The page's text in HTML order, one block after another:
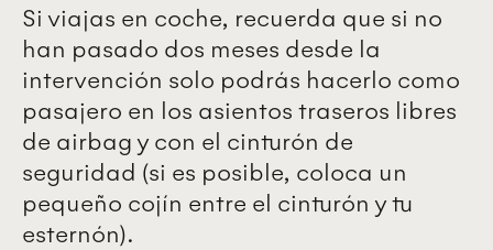
Si viajas en coche, recuerda que si no
han pasado dos meses desde la
intervención solo podrás hacerlo como
pasajero en los asientos traseros libres
de airbag y con el cinturón de
seguridad (si es posible, coloca un
pequeño cojín entre el cinturón y tu
esternón).